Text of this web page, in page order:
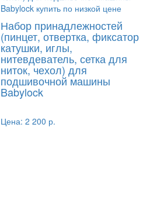
Набор принадлежностей
(пинцет, отвертка, фиксатор
катушки, иглы,
нитевдеватель, сетка для
ниток, чехол) для
подшивочной машины
Babylock
Цена: 2 200 р.